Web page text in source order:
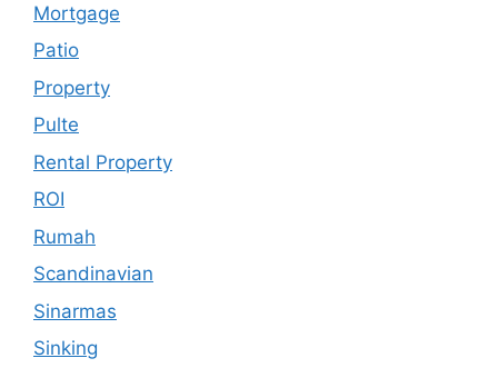
Mortgage
Patio
Property
Pulte
Rental Property
ROI
Rumah
Scandinavian
Sinarmas
Sinking